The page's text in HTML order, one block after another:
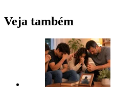
Veja também